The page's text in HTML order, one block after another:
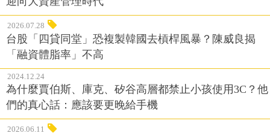
2026.07.28
台股「四貸同堂」恐複製韓國去槓桿風暴？陳威良揭
「融資體脂率」不高
2024.12.24
為什麼賈伯斯、庫克、矽谷高層都禁止小孩使用3C？他
們的真心話：應該要更晚給手機
2026.06.11